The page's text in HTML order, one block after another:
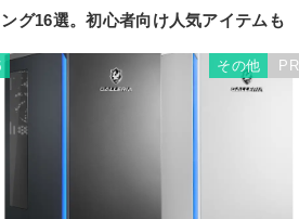
グ16選。初心者向け人気アイテムも
その他 PR